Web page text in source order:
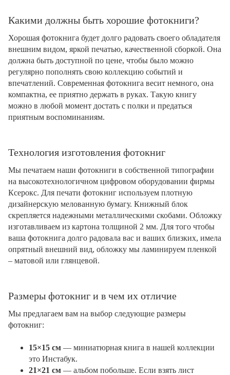
Какими должны быть хорошие фотокниги?
Хорошая фотокнига будет долго радовать своего обладателя
внешним видом, яркой печатью, качественной сборкой. Она
должна быть доступной по цене, чтобы было можно
регулярно пополнять свою коллекцию событий и
впечатлений. Современная фотокнига весит немного, она
компактна, ее приятно держать в руках. Такую книгу
можно в любой момент достать с полки и предаться
приятным воспоминаниям.
Технология изготовления фотокниг
Мы печатаем наши фотокниги в собственной типографии
на высокотехнологичном цифровом оборудовании фирмы
Ксерокс. Для печати фотокниг используем плотную
дизайнерскую мелованную бумагу. Книжный блок
скрепляется надежными металлическими скобами. Обложку
изготавливаем из картона толщиной 2 мм. Для того чтобы
ваша фотокнига долго радовала вас и ваших близких, имела
опрятный внешний вид, обложку мы ламинируем пленкой
– матовой или глянцевой.
Размеры фотокниг и в чем их отличие
Мы предлагаем вам на выбор следующие размеры
фотокниг:
15×15 см — миниатюрная книга в нашей коллекции
это Инстабук.
21×21 см — альбом побольше. Если взять лист